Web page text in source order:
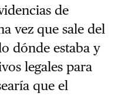
de
vez que sale del
dónde estaba y
legales para
que el